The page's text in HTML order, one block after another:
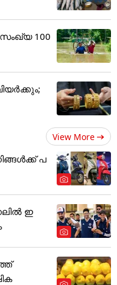
100
View More
പ
ഇ